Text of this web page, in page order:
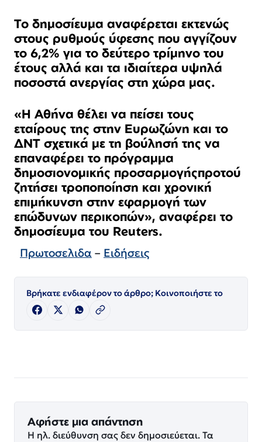
Το δημοσίευμα αναφέρεται εκτενώς
στους ρυθμούς ύφεσης που αγγίζουν
το 6,2% για το δεύτερο τρίμηνο του
έτους αλλά και τα ιδιαίτερα υψηλά
ποσοστά ανεργίας στη χώρα μας.
«Η Αθήνα θέλει να πείσει τους
εταίρους της στην Ευρωζώνη και το
ΔΝΤ σχετικά με τη βούλησή της να
επαναφέρει το πρόγραμμα
δημοσιονομικής προσαρμογήςπροτού
ζητήσει τροποποίηση και χρονική
επιμήκυνση στην εφαρμογή των
επώδυνων περικοπών», αναφέρει το
δημοσίευμα του Reuters.
Πρωτοσελιδα – Ειδήσεις
Βρήκατε ενδιαφέρον το άρθρο; Κοινοποιήστε το
Αφήστε μια απάντηση
Η ηλ. διεύθυνση σας δεν δημοσιεύεται. Τα